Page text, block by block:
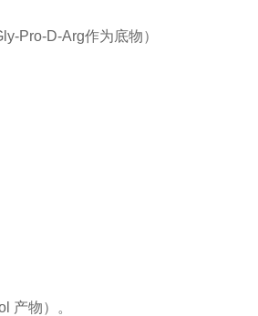
Pro-D-Arg作为底物）
产物）。